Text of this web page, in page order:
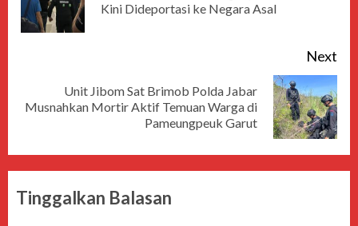
Kini Dideportasi ke Negara Asal
Next
Unit Jibom Sat Brimob Polda Jabar
Musnahkan Mortir Aktif Temuan Warga di
Pameungpeuk Garut
Tinggalkan Balasan